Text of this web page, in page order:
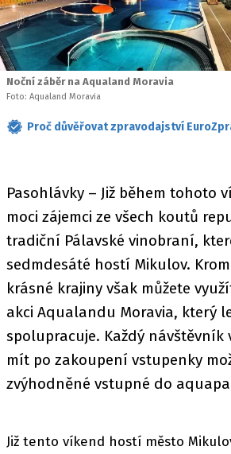
Noční záběr na Aqualand Moravia
Foto: Aqualand Moravia
Proč důvěřovat zpravodajství
Pasohlávky – Již během tohoto
moci zájemci ze všech koutů
tradiční Pálavské vinobraní,
sedmdesáté hostí Mikulov.
krásné krajiny však můžete
akci Aqualandu Moravia, který
spolupracuje. Každý
mít po zakoupení vstupenky
zvýhodněné vstupné do
Již tento víkend hostí město